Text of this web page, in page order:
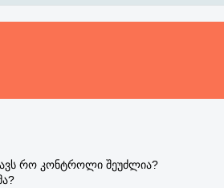
რო კონტროლი შეუძლია?